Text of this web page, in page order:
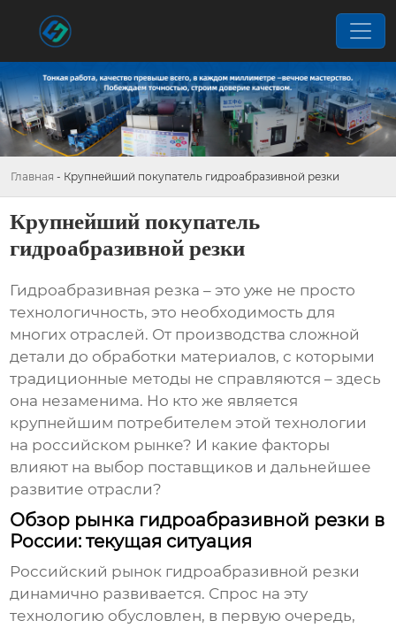
Главная - Крупнейший покупатель гидроабразивной резки
Крупнейший покупатель
гидроабразивной резки
Гидроабразивная резка – это уже не просто
технологичность, это необходимость для
многих отраслей. От производства сложной
детали до обработки материалов, с которыми
традиционные методы не справляются – здесь
она незаменима. Но кто же является
крупнейшим потребителем этой технологии
на российском рынке? И какие факторы
влияют на выбор поставщиков и дальнейшее
развитие отрасли?
Обзор рынка гидроабразивной резки в
России: текущая ситуация
Российский рынок гидроабразивной резки
динамично развивается. Спрос на эту
технологию обусловлен, в первую очередь,